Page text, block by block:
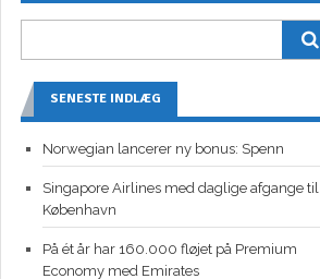
SENESTE INDLÆG
Norwegian lancerer ny bonus: Spenn
Singapore Airlines med daglige afgange til
København
På ét år har 160.000 fløjet på Premium
Economy med Emirates